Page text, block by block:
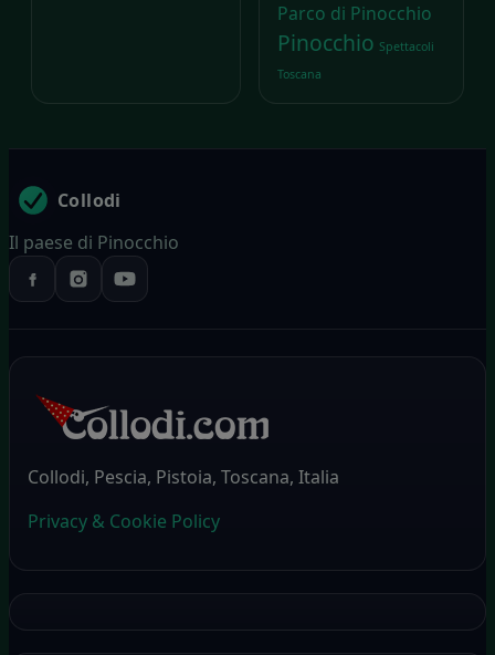
Parco di Pinocchio
Pinocchio Spettacoli
Toscana
Collodi
Il paese di Pinocchio
Collodi, Pescia, Pistoia, Toscana, Italia
Privacy & Cookie Policy